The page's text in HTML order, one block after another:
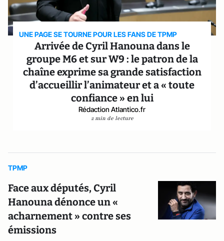
UNE PAGE SE TOURNE POUR LES FANS DE TPMP
Arrivée de Cyril Hanouna dans le
groupe M6 et sur W9 : le patron de la
chaîne exprime sa grande satisfaction
d’accueillir l’animateur et a « toute
confiance » en lui
Rédaction Atlantico.fr
2 min de lecture
TPMP
Face aux députés, Cyril
Hanouna dénonce un «
acharnement » contre ses
émissions